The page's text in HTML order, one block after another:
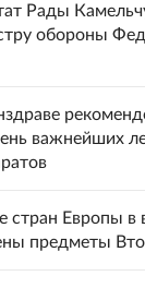
Рады
обороны
важнейших
стран Европы в
предметы